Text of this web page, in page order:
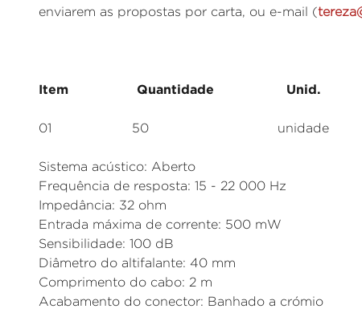
enviarem as propostas por carta, ou e-mail (
Item Quantidade Unid.
01 50 unidade Fone
Sistema acústico: Aberto
Frequência de resposta: 15 - 22 000 Hz
Impedância: 32 ohm
Entrada máxima de corrente: 500 mW
Sensibilidade: 100 dB
Diâmetro do altifalante: 40 mm
Comprimento do cabo: 2 m
Acabamento do conector: Banhado a crómio